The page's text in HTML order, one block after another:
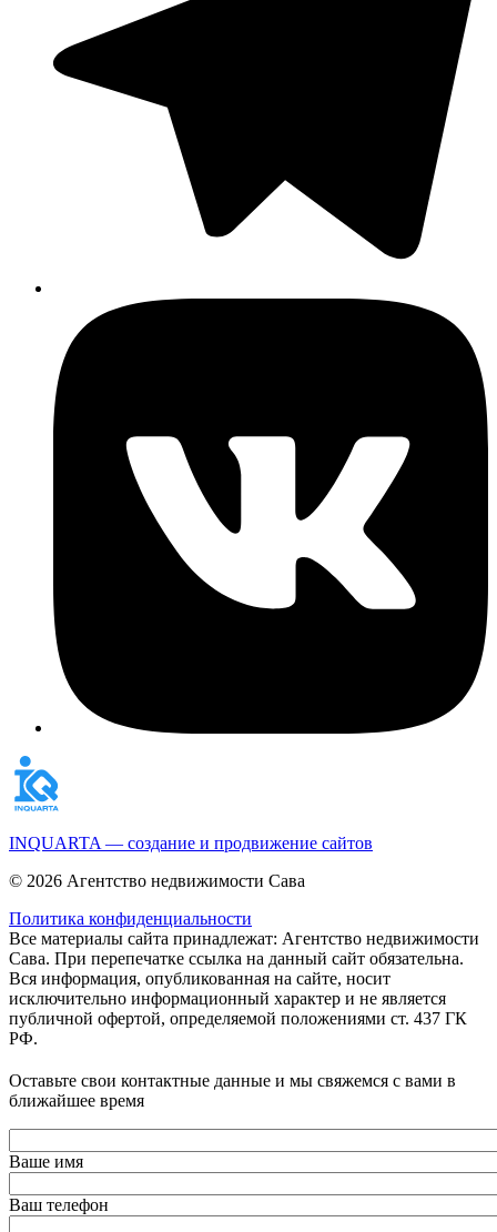
INQUARTA — создание и продвижение сайтов
© 2026 Агентство недвижимости Сава
Политика конфиденциальности
Все материалы сайта принадлежат: Агентство недвижимости
Сава. При перепечатке ссылка на данный сайт обязательна.
Вся информация, опубликованная на сайте, носит
исключительно информационный характер и не является
публичной офертой, определяемой положениями ст. 437 ГК
РФ.
Оставьте свои контактные данные и мы свяжемся с вами в
ближайшее время
Ваше имя
Ваш телефон